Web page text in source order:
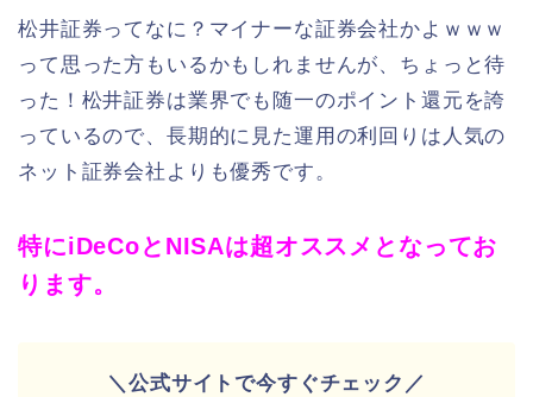
松井証券ってなに？マイナーな証券会社かよｗｗｗ
って思った方もいるかもしれませんが、ちょっと待
った！松井証券は業界でも随一のポイント還元を誇
っているので、長期的に見た運用の利回りは人気の
ネット証券会社よりも優秀です。
特にiDeCoとNISAは超オススメとなってお
ります。
＼公式サイトで今すぐチェック／